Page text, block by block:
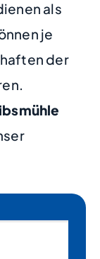
als
je
der